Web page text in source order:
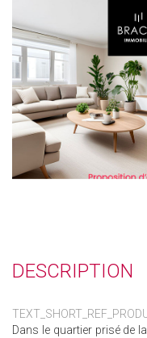
DESCRIPTION
Dans le quartier prisé de